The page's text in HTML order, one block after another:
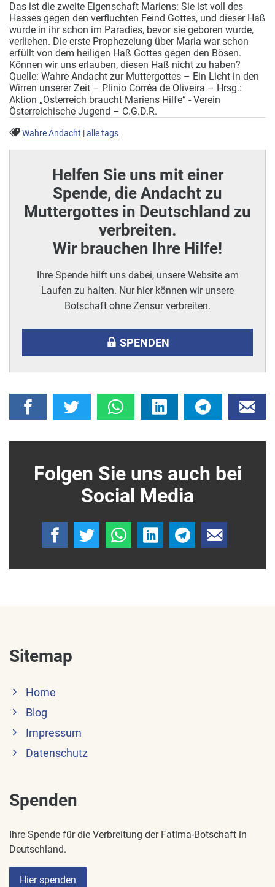
Das ist die zweite Eigenschaft Mariens: Sie ist voll des
Hasses gegen den verfluchten Feind Gottes, und dieser Haß
wurde in ihr schon im Paradies, bevor sie geboren wurde,
verliehen. Die erste Prophezeiung über Maria war schon
erfüllt von dem heiligen Haß Gottes gegen den Bösen.
Können wir uns erlauben, diesen Haß nicht zu haben?
Quelle: Wahre Andacht zur Muttergottes – Ein Licht in den
Wirren unserer Zeit – Plinio Corrêa de Oliveira – Hrsg.:
Aktion „Osterreich braucht Mariens Hilfe“ - Verein
Österreichische Jugend – C.G.D.R.
Wahre Andacht |alle tags
Helfen Sie uns mit einer
Spende, die Andacht zu
Muttergottes in Deutschland zu
verbreiten.
Wir brauchen Ihre Hilfe!
Ihre Spende hilft uns dabei, unsere Website am
Laufen zu halten. Nur hier können wir unsere
Botschaft ohne Zensur verbreiten.
SPENDEN
Folgen Sie uns auch bei
Social Media
Sitemap
Home
Blog
Impressum
Datenschutz
Spenden
Ihre Spende für die Verbreitung der Fatima-Botschaft in
Deutschland.
Hier spenden